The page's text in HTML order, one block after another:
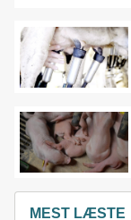
MEST LÆSTE